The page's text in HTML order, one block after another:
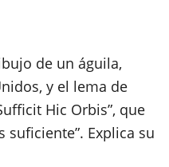
de un águila,
y el lema de
Hic Orbis”, que
suficiente”. Explica su